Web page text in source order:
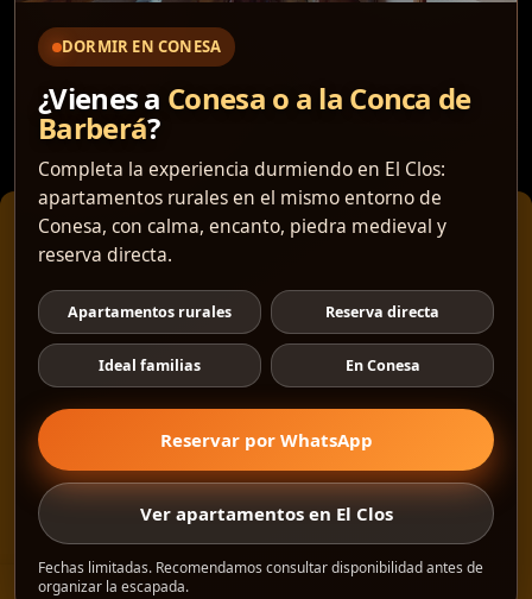
Gestionar consentimiento
Para ofrecer las mejores experiencias, utilizamos tecnologías como las cookies para
almacenar y/o acceder a la información del dispositivo. El consentimiento de estas
tecnologías nos permitirá procesar datos como el comportamiento de navegación o las
identificaciones únicas en este sitio. No consentir o retirar el consentimiento, puede
afectar negativamente a ciertas características y funciones.
Aceptar
Ver preferencias
CONESA Medieval
Generalitat de Catalunya
© Créditos: Redacción: Marietta Solà · Fotografía: Joaquim
Manzano · Diseño e implementación web: Manel Caparrós · Servidores
y publicación: igualada.online · Contenido blog:conten.blog
DORMIR EN CONESA
¿Vienes a Conesa o a la Conca de
Barberá?
Completa la experiencia durmiendo en El Clos:
apartamentos rurales en el mismo entorno de
Conesa, con calma, encanto, piedra medieval y
reserva directa.
Apartamentos rurales Reserva directa
Ideal familias En Conesa
Reservar por WhatsApp
Ver apartamentos en El Clos
Fechas limitadas. Recomendamos consultar disponibilidad antes de
organizar la escapada.
Gestionar consentimiento